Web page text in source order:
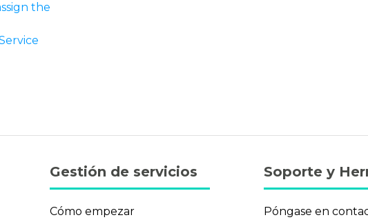
the
Gestión de servicios
Cómo empezar
Soporte y
Póngase en